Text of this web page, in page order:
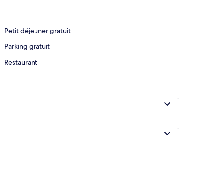
Petit déjeuner gratuit
Parking gratuit
Restaurant